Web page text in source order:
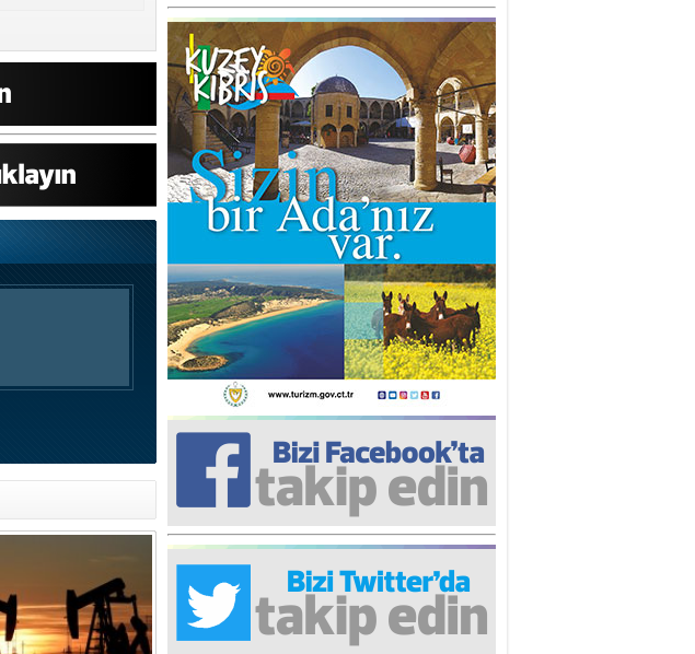
işler!
Arif Alasya
2015 SONRASI VE AKINCI.
Fatma Baysal
SURLAR İÇİ’NDE KOLAYDIR ÖLMEK
Ediz TUNCEL
Göz göre göre…
Taner ULUTAŞ
İnşallah St. Lois ile Hakkaido
Adası gibi olmayız !...
Ali KİŞMİR
FIRSAT VE KORKU
Turgut ÇALICI
İki Lakırdı da benden!
Yrd. Doç. Ercan HOŞKARA
Yatırım Yapmazsan Var Olamazsın:
Hedefteki Kurum Kıb-Tek
Rana Sarro
Başıma gelen skandal olayı